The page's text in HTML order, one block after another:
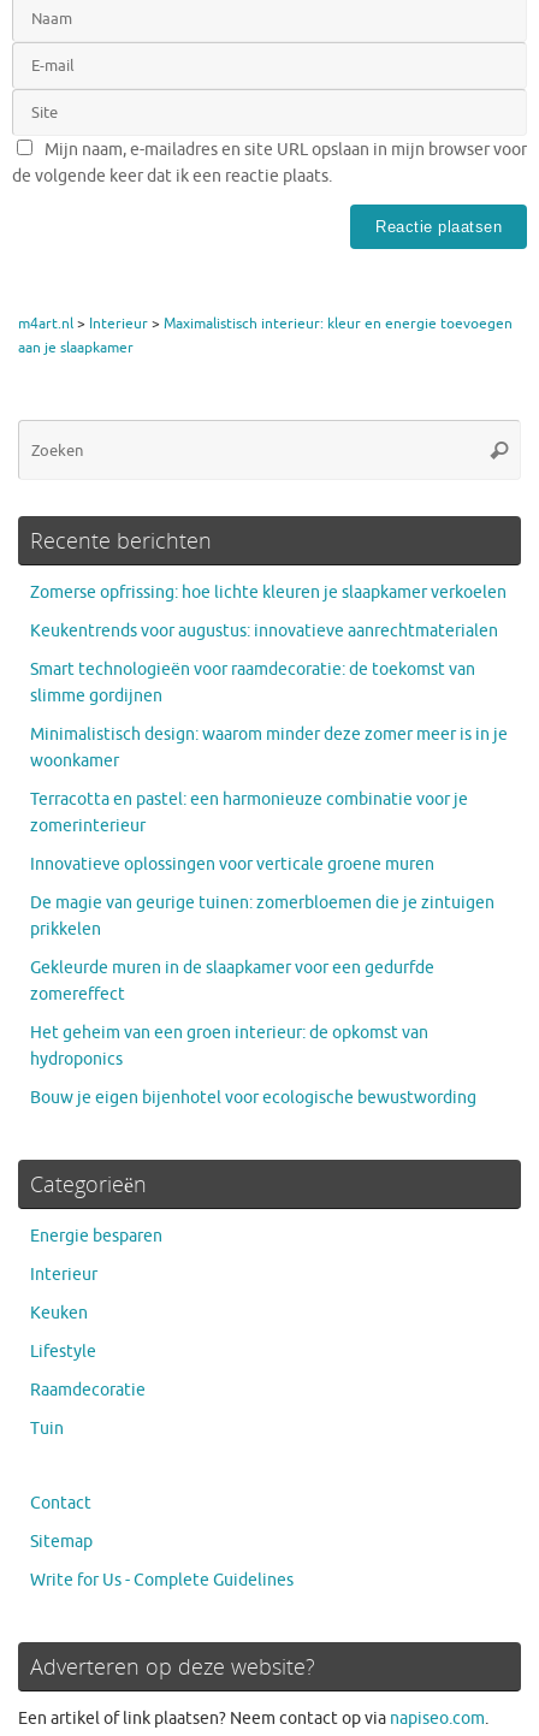
Mijn naam, e-mailadres en site URL opslaan in mijn browser voor
de volgende keer dat ik een reactie plaats.
m4art.nl> Interieur>Maximalistisch interieur: kleur en energie toevoegen
aan je slaapkamer
Recente berichten
Zomerse opfrissing: hoe lichte kleuren je slaapkamer verkoelen
Keukentrends voor augustus: innovatieve aanrechtmaterialen
Smart technologieën voor raamdecoratie: de toekomst van
slimme gordijnen
Minimalistisch design: waarom minder deze zomer meer is in je
woonkamer
Terracotta en pastel: een harmonieuze combinatie voor je
zomerinterieur
Innovatieve oplossingen voor verticale groene muren
De magie van geurige tuinen: zomerbloemen die je zintuigen
prikkelen
Gekleurde muren in de slaapkamer voor een gedurfde
zomereffect
Het geheim van een groen interieur: de opkomst van
hydroponics
Bouw je eigen bijenhotel voor ecologische bewustwording
Categorieën
Energie besparen
Interieur
Keuken
Lifestyle
Raamdecoratie
Tuin
Contact
Sitemap
Write for Us - Complete Guidelines
Adverteren op deze website?
Een artikel of link plaatsen? Neem contact op via napiseo.com.